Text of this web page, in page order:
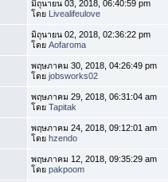
มิถุนายน 03, 2018, 06:40:59 pm
โดย Livealifeulove
มิถุนายน 02, 2018, 02:36:22 pm
โดยAofaroma
พฤษภาคม 30, 2018, 04:26:49 pm
โดยjobsworks02
พฤษภาคม 29, 2018, 06:31:04 am
โดยTapitak
พฤษภาคม 24, 2018, 09:12:01 am
โดยhzendo
พฤษภาคม 12, 2018, 09:35:29 am
โดยpakpoom